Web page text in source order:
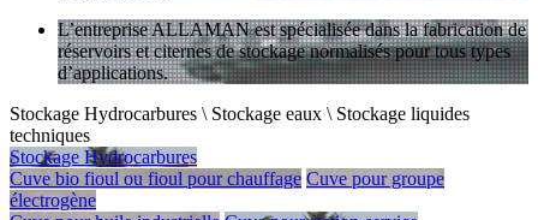
L’entreprise ALLAMAN est spécialisée dans la fabrication de
réservoirs et citernes de stockage normalisés pour tous types
d’applications.
Stockage Hydrocarbures \ Stockage eaux \ Stockage liquides
techniques
Stockage Hydrocarbures
Cuve bio fioul ou fioul pour chauffage Cuve pour groupe
électrogène